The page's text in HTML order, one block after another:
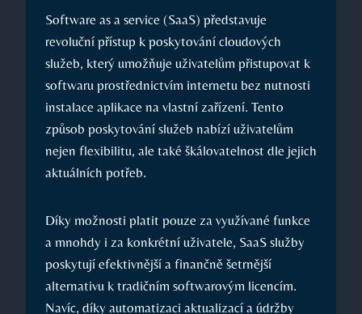
Software as a service (SaaS) představuje
revoluční přístup k poskytování cloudových
služeb, který umožňuje uživatelům přistupovat k
softwaru prostřednictvím internetu bez nutnosti
instalace aplikace na vlastní zařízení. Tento
způsob poskytování služeb nabízí uživatelům
nejen flexibilitu, ale také škálovatelnost dle jejich
aktuálních potřeb.
Díky možnosti platit pouze za využívané funkce
a mnohdy i za konkrétní uživatele, SaaS služby
poskytují efektivnější a finančně šetrnější
alternativu k tradičním softwarovým licencím.
Navíc, díky automatizaci aktualizací a údržby